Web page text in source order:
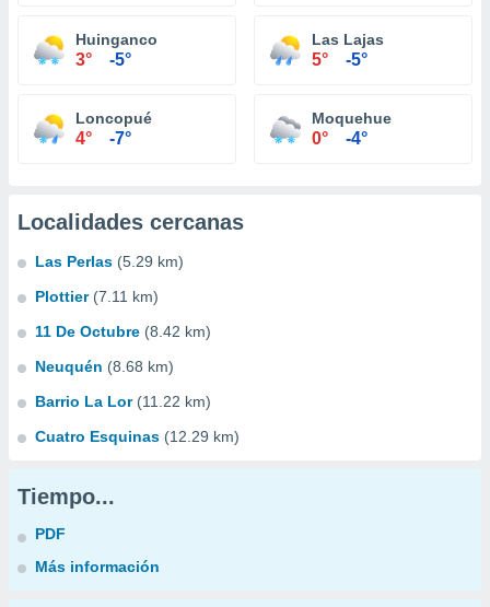
Huinganco
3° -5°
Las Lajas
5° -5°
Loncopué
4° -7°
Moquehue
0° -4°
Localidades cercanas
Las Perlas (5.29 km)
Plottier (7.11 km)
11 De Octubre (8.42 km)
Neuquén (8.68 km)
Barrio La Lor (11.22 km)
Cuatro Esquinas (12.29 km)
Tiempo...
PDF
Más información